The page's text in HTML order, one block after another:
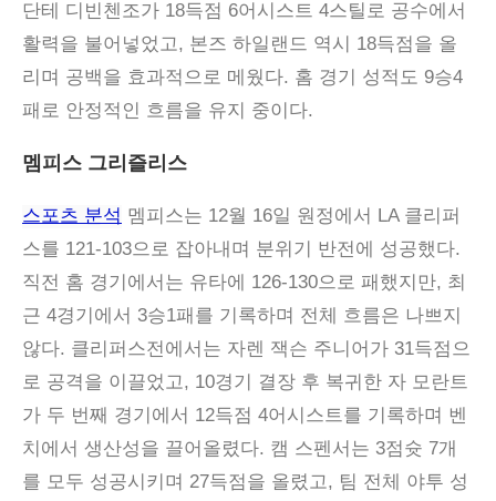
단테 디빈첸조가 18득점 6어시스트 4스틸로 공수에서
활력을 불어넣었고, 본즈 하일랜드 역시 18득점을 올
리며 공백을 효과적으로 메웠다. 홈 경기 성적도 9승4
패로 안정적인 흐름을 유지 중이다.
멤피스 그리즐리스
스포츠 분석 멤피스는 12월 16일 원정에서 LA 클리퍼
스를 121-103으로 잡아내며 분위기 반전에 성공했다.
직전 홈 경기에서는 유타에 126-130으로 패했지만, 최
근 4경기에서 3승1패를 기록하며 전체 흐름은 나쁘지
않다. 클리퍼스전에서는 자렌 잭슨 주니어가 31득점으
로 공격을 이끌었고, 10경기 결장 후 복귀한 자 모란트
가 두 번째 경기에서 12득점 4어시스트를 기록하며 벤
치에서 생산성을 끌어올렸다. 캠 스펜서는 3점슛 7개
를 모두 성공시키며 27득점을 올렸고, 팀 전체 야투 성